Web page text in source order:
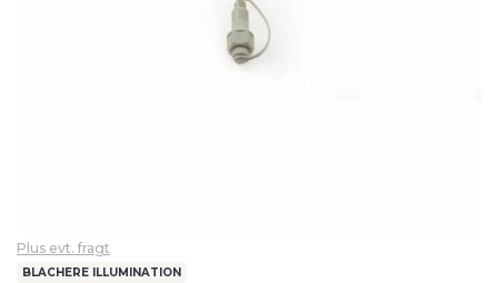
Plus evt. fragt
BLACHERE ILLUMINATION